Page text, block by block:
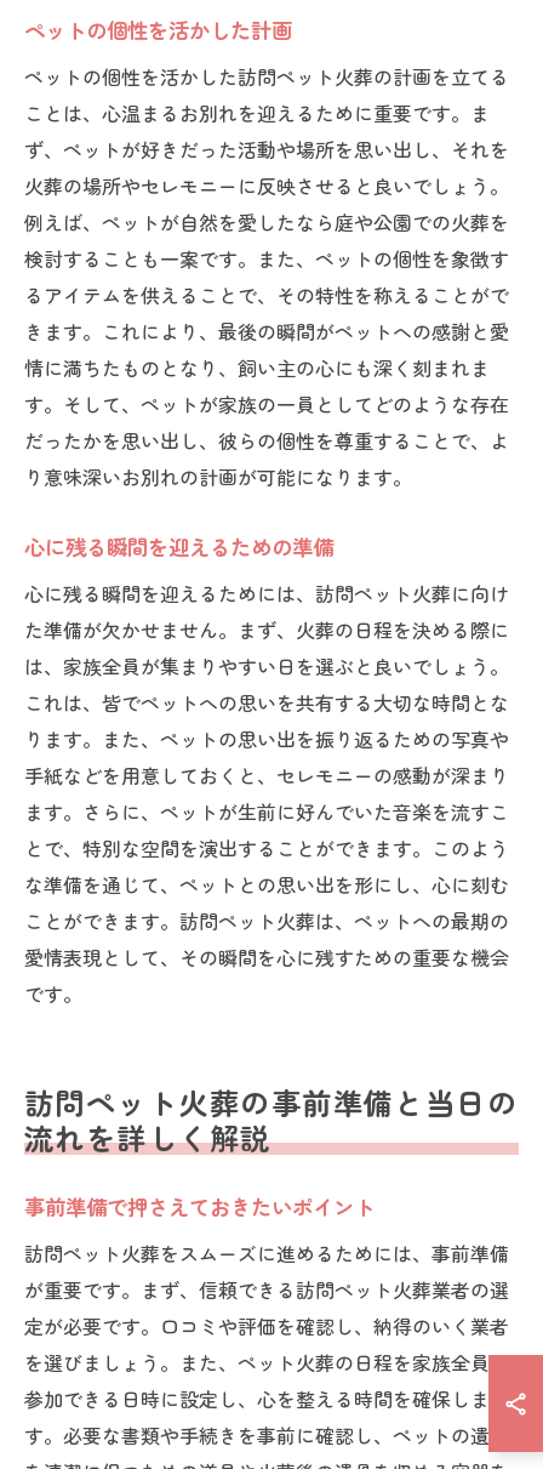
ペットの個性を活かした計画
ペットの個性を活かした訪問ペット火葬の計画を立てる
ことは、心温まるお別れを迎えるために重要です。ま
ず、ペットが好きだった活動や場所を思い出し、それを
火葬の場所やセレモニーに反映させると良いでしょう。
例えば、ペットが自然を愛したなら庭や公園での火葬を
検討することも一案です。また、ペットの個性を象徴す
るアイテムを供えることで、その特性を称えることがで
きます。これにより、最後の瞬間がペットへの感謝と愛
情に満ちたものとなり、飼い主の心にも深く刻まれま
す。そして、ペットが家族の一員としてどのような存在
だったかを思い出し、彼らの個性を尊重することで、よ
り意味深いお別れの計画が可能になります。
心に残る瞬間を迎えるための準備
心に残る瞬間を迎えるためには、訪問ペット火葬に向け
た準備が欠かせません。まず、火葬の日程を決める際に
は、家族全員が集まりやすい日を選ぶと良いでしょう。
これは、皆でペットへの思いを共有する大切な時間とな
ります。また、ペットの思い出を振り返るための写真や
手紙などを用意しておくと、セレモニーの感動が深まり
ます。さらに、ペットが生前に好んでいた音楽を流すこ
とで、特別な空間を演出することができます。このよう
な準備を通じて、ペットとの思い出を形にし、心に刻む
ことができます。訪問ペット火葬は、ペットへの最期の
愛情表現として、その瞬間を心に残すための重要な機会
です。
訪問ペット火葬の事前準備と当日の
流れを詳しく解説
事前準備で押さえておきたいポイント
訪問ペット火葬をスムーズに進めるためには、事前準備
が重要です。まず、信頼できる訪問ペット火葬業者の選
定が必要です。口コミや評価を確認し、納得のいく業者
を選びましょう。また、ペット火葬の日程を家族全員が
参加できる日時に設定し、心を整える時間を確保しま
す。必要な書類や手続きを事前に確認し、ペットの遺体